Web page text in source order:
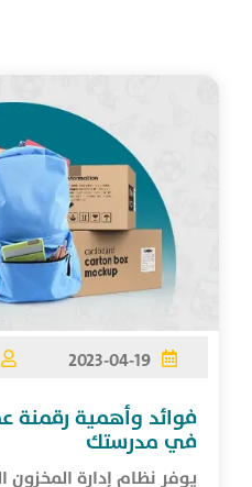
2023-04-19
فوائد وأهمية رقمنة
في مدرستك
يوفر نظام إدارة